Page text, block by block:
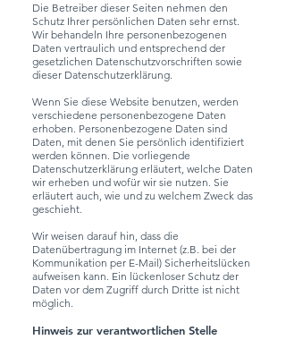
Die Betreiber dieser Seiten nehmen den
Schutz Ihrer persönlichen Daten sehr ernst.
Wir behandeln Ihre personenbezogenen
Daten vertraulich und entsprechend der
gesetzlichen Datenschutzvorschriften sowie
dieser Datenschutzerklärung.
Wenn Sie diese Website benutzen, werden
verschiedene personenbezogene Daten
erhoben. Personenbezogene Daten sind
Daten, mit denen Sie persönlich identifiziert
werden können. Die vorliegende
Datenschutzerklärung erläutert, welche Daten
wir erheben und wofür wir sie nutzen. Sie
erläutert auch, wie und zu welchem Zweck das
geschieht.
Wir weisen darauf hin, dass die
Datenübertragung im Internet (z.B. bei der
Kommunikation per E-Mail) Sicherheitslücken
aufweisen kann. Ein lückenloser Schutz der
Daten vor dem Zugriff durch Dritte ist nicht
möglich.
Hinweis zur verantwortlichen Stelle